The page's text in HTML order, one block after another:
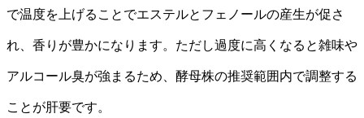
で温度を上げることでエステルとフェノールの産生が促さ
れ、香りが豊かになります。ただし過度に高くなると雑味や
アルコール臭が強まるため、酵母株の推奨範囲内で調整する
ことが肝要です。